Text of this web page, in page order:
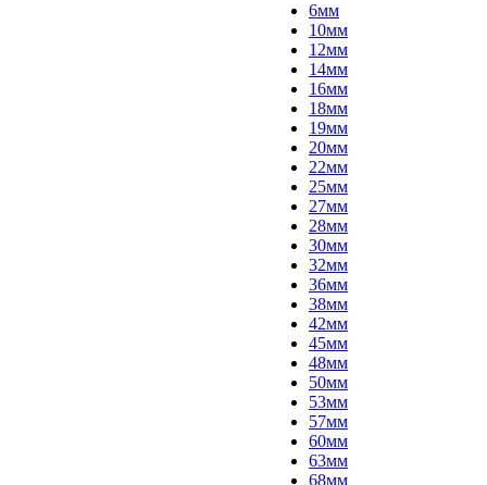
6мм
10мм
12мм
14мм
16мм
18мм
19мм
20мм
22мм
25мм
27мм
28мм
30мм
32мм
36мм
38мм
42мм
45мм
48мм
50мм
53мм
57мм
60мм
63мм
68мм